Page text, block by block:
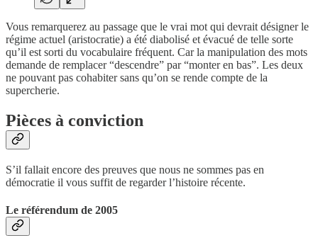
Vous remarquerez au passage que le vrai mot qui devrait désigner le
régime actuel (aristocratie) a été diabolisé et évacué de telle sorte
qu’il est sorti du vocabulaire fréquent. Car la manipulation des mots
demande de remplacer “descendre” par “monter en bas”. Les deux
ne pouvant pas cohabiter sans qu’on se rende compte de la
supercherie.
Pièces à conviction
S’il fallait encore des preuves que nous ne sommes pas en
démocratie il vous suffit de regarder l’histoire récente.
Le référendum de 2005